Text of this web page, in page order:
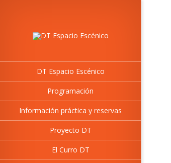
DT Espacio Escénico
Programación
Información práctica y reservas
Proyecto DT
El Curro DT